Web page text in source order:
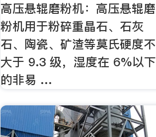
高压悬辊磨粉机：高压悬辊磨
粉机用于粉碎重晶石、石灰
石、陶瓷、矿渣等莫氏硬度不
大于 9.3 级，湿度在 6%以下
的非易 …